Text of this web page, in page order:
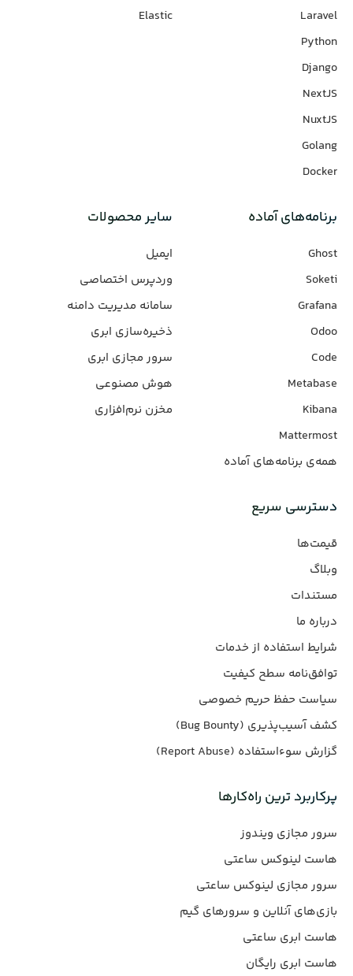
Laravel
Python
Django
NextJS
NuxtJS
Golang
Docker
Elastic
برنامه‌های‌ آماده
Ghost
Soketi
Grafana
Odoo
Code
Metabase
Kibana
Mattermost
همه‌ی برنامه‌های آماده
سایر محصولات
ایمیل
وردپرس‌ اختصاصی
سامانه مدیریت دامنه
ذخیره‌سازی ابری
سرور مجازی ابری
هوش مصنوعی
مخزن نرم‌افزاری
دسترسی سریع
قیمت‌ها
وبلاگ
مستندات
درباره ما
شرایط استفاده از خدمات
توافق‌نامه سطح کیفیت
سیاست حفظ حریم خصوصی
کشف آسیب‌پذیری (Bug Bounty)
گزارش سوءاستفاده (Report Abuse)
پرکاربرد ترین راه‌کارها
سرور مجازی ویندوز
هاست لینوکس ساعتی
سرور مجازی لینوکس ساعتی
بازی‌های آنلاین و سرورهای گیم
هاست ابری ساعتی
هاست ابری رایگان